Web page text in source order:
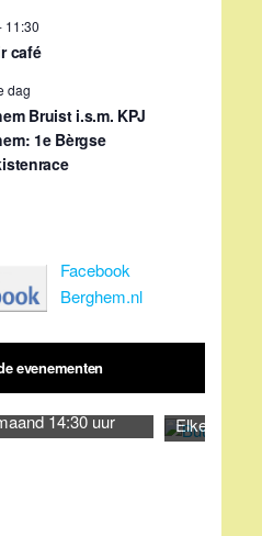
11:30
café
dag
Bruist i.s.m. KPJ
1e Bèrgse
Facebook
Berghem.nl
evenementen
14:30 uur Elke